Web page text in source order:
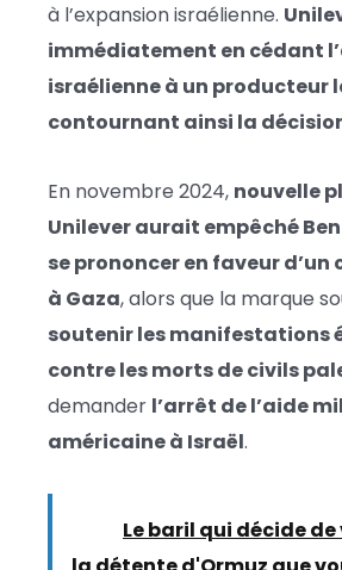
à l’expansion israélienne.
immédiatement en cédant
israélienne à un producteur
contournant ainsi la
En novembre 2024, nouvelle
Unilever aurait empêché Ben
se prononcer en faveur d’un
à Gaza, alors que la marque
soutenir les manifestations
contre les morts de civils
demander l’arrêt de l’aide
américaine à Israël.
Le baril qui décide de